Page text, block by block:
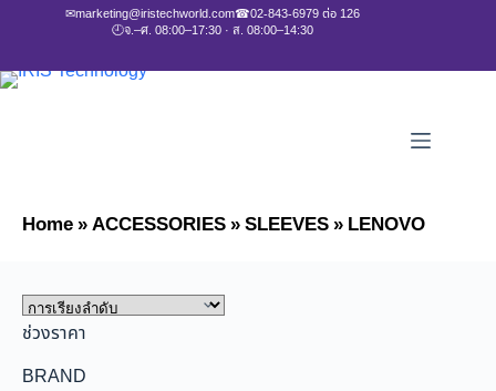
✉marketing@iristechworld.com☎02-843-6979 ต่อ 126
🕘จ.–ศ. 08:00–17:30 · ส. 08:00–14:30
Home»ACCESSORIES»SLEEVES»LENOVO
ช่วงราคา
BRAND